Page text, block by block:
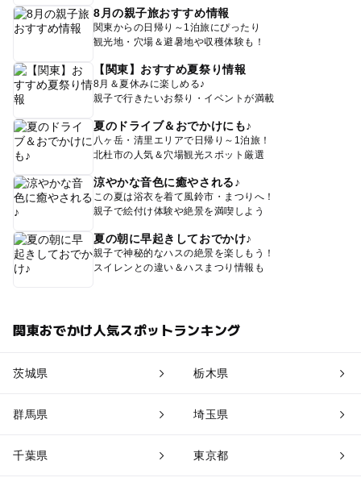
8月の親子旅おすすめ情報
関東からの日帰り～1泊旅にぴったり
観光地・穴場＆避暑地や収穫体験も！
【関東】おすすめ夏祭り情報
8月＆夏休みに楽しめる♪
親子で行きたいお祭り・イベントが満載
夏のドライブ＆おでかけにも♪
八ヶ岳・清里エリアで日帰り～1泊旅！
北杜市の人気＆穴場観光スポット厳選
涼やかな音色に癒やされる♪
この夏は浴衣を着て風鈴市・まつりへ！
親子で絵付け体験や絶景を満喫しよう
夏の朝に早起きしておでかけ♪
親子で神秘的なハスの絶景を楽しもう！
スイレンとの違い＆ハスまつり情報も
関東おでかけ人気スポットランキング
茨城県 栃木県
群馬県 埼玉県
千葉県 東京都